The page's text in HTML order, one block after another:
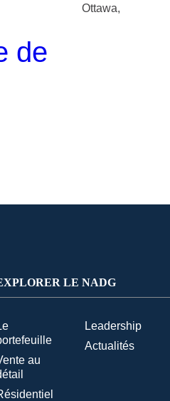
Ottawa,
de
LE NADG
au
Leadership
Actualités